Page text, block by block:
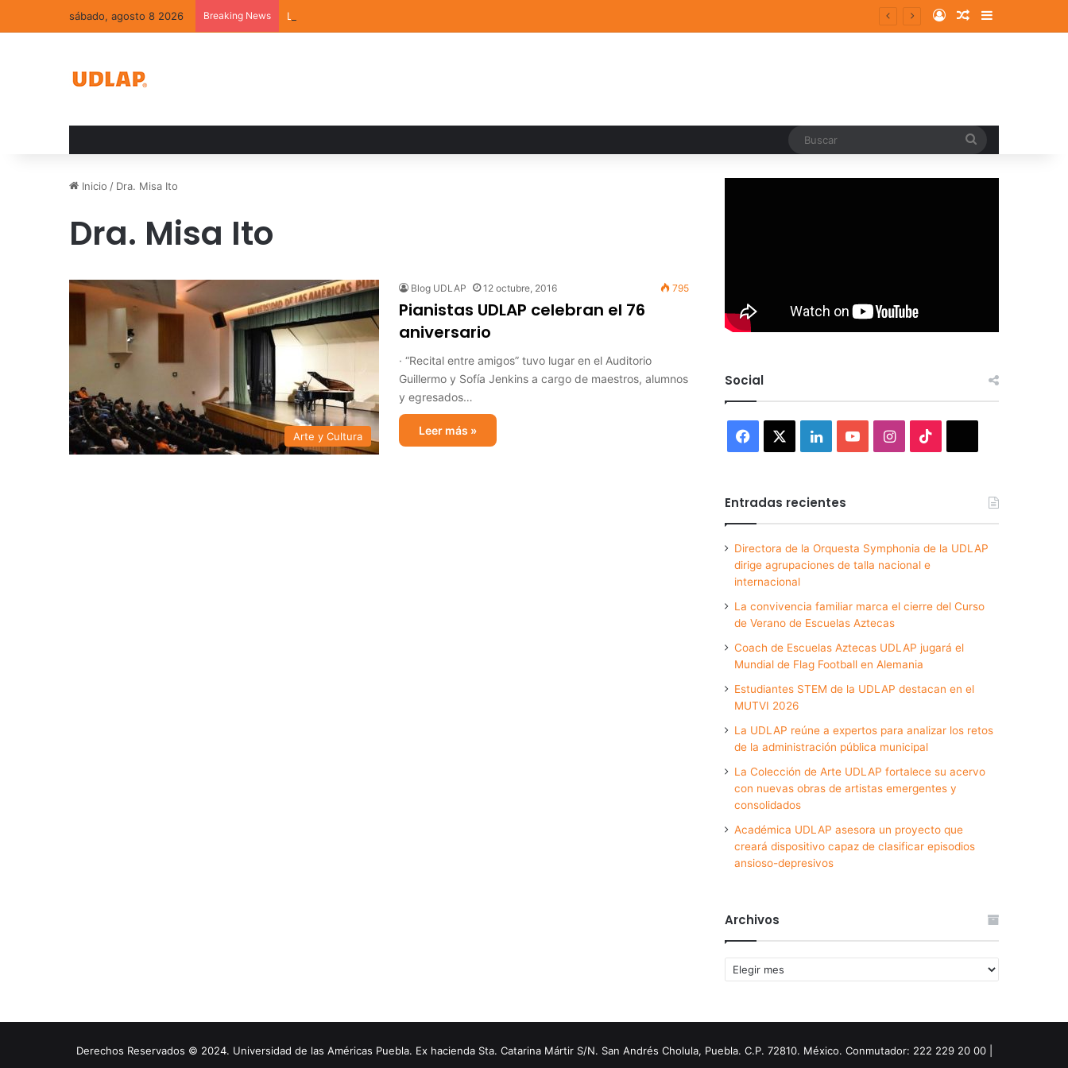
sábado, agosto 8 2026 Breaking News La convivencia familiar marca el cierre del Curso de Verano de Escuelas Aztecas Log InRandom Article
Sidebar
Inicio / Dra. Misa Ito
Dra. Misa Ito
Arte y Cultura
Blog UDLAP 12 octubre, 2016 795
Pianistas UDLAP celebran el 76
aniversario
· “Recital entre amigos” tuvo lugar en el Auditorio
Guillermo y Sofía Jenkins a cargo de maestros, alumnos
y egresados…
Leer más »
Social
Facebook LinkedInYouTubeInstagram
Entradas recientes
Directora de la Orquesta Symphonia de la UDLAP
dirige agrupaciones de talla nacional e
internacional
La convivencia familiar marca el cierre del Curso
de Verano de Escuelas Aztecas
Coach de Escuelas Aztecas UDLAP jugará el
Mundial de Flag Football en Alemania
Estudiantes STEM de la UDLAP destacan en el
MUTVI 2026
La UDLAP reúne a expertos para analizar los retos
de la administración pública municipal
La Colección de Arte UDLAP fortalece su acervo
con nuevas obras de artistas emergentes y
consolidados
Académica UDLAP asesora un proyecto que
creará dispositivo capaz de clasificar episodios
ansioso-depresivos
Archivos
Archivos
Derechos Reservados © 2024. Universidad de las Américas Puebla. Ex hacienda Sta. Catarina Mártir S/N. San Andrés Cholula, Puebla. C.P. 72810. México. Conmutador: 222 229 20 00 |